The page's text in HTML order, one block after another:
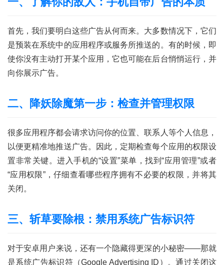
首
首先，我们要明白这些广告从何而来。大多数情况下，它们
是预装在系统中的应用程序或服务所推送的。有的时候，即
使你没有主动打开某个应用，它也可能在后台悄悄运行，并
向你展示广告。
二、降妖除魔第一步：检查并管理权限
很多应用程序都会请求访问你的位置、联系人等个人信息，
以便更精准地推送广告。因此，定期检查每个应用的权限设
置非常关键。进入手机的“设置”菜单，找到“应用管理”或者
“应用权限”，仔细查看哪些程序拥有不必要的权限，并将其
关闭。
三、斩草要除根：禁用系统广告标识符
对于安卓用户来说，还有一个隐藏得更深的小秘密——那就
是系统广告标识符（Google Advertising ID）。通过关闭这